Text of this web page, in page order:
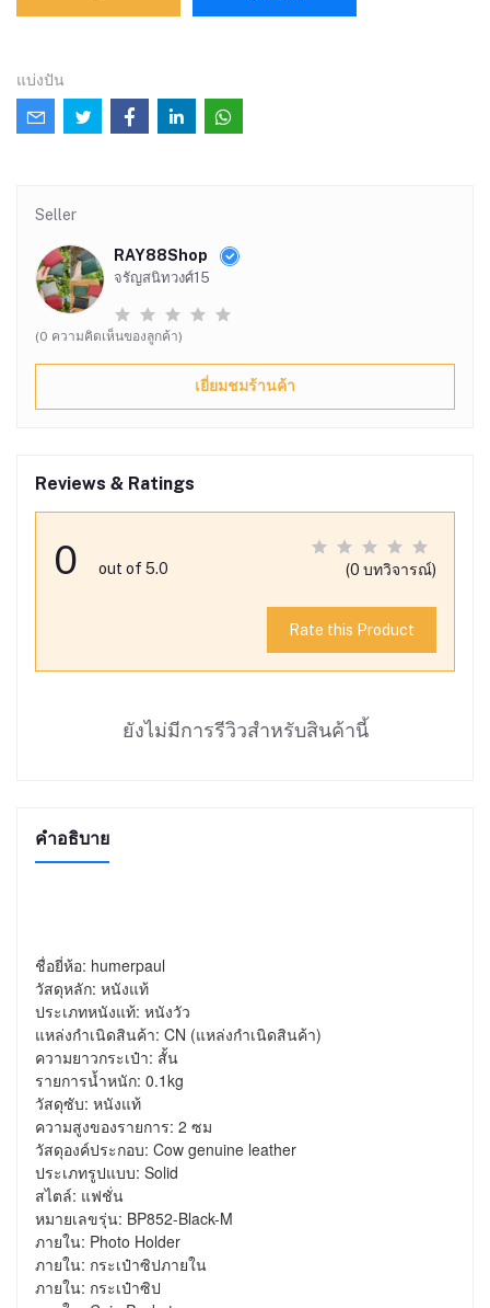
แบ่งปัน
Seller
RAY88Shop
จรัญสนิทวงศ์15
(0 ความคิดเห็นของลูกค้า)
เยี่ยมชมร้านค้า
Reviews & Ratings
0 out of 5.0 (0 บทวิจารณ์)
Rate this Product
ยังไม่มีการรีวิวสำหรับสินค้านี้
คำอธิบาย
ชื่อยี่ห้อ: humerpaul
วัสดุหลัก: หนังแท้
ประเภทหนังแท้: หนังวัว
แหล่งกำเนิดสินค้า: CN (แหล่งกำเนิดสินค้า)
ความยาวกระเป๋า: สั้น
รายการน้ำหนัก: 0.1kg
วัสดุซับ: หนังแท้
ความสูงของรายการ: 2 ซม
วัสดุองค์ประกอบ: Cow genuine leather
ประเภทรูปแบบ: Solid
สไตล์: แฟชั่น
หมายเลขรุ่น: BP852-Black-M
ภายใน: Photo Holder
ภายใน: กระเป๋าซิปภายใน
ภายใน: กระเป๋าซิป